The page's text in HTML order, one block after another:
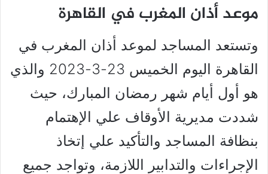
موعد أذان المغرب في القاهرة
وتستعد المساجد لموعد أذان المغرب في
القاهرة اليوم الخميس 23-3-2023 والذي
هو أول أيام شهر رمضان المبارك، حيث
شددت مديرية الأوقاف علي الإهتمام
بنظافة المساجد والتأكيد علي إتخاذ
الإجراءات والتدابير اللازمة، وتواجد جميع